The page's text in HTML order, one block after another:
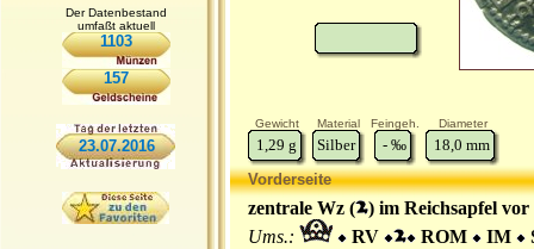
Der Datenbestand
umfaßt aktuell
1103
157
23.07.2016
Gewicht Material Feingeh. Diameter
1,29 g Silber - ‰ 18,0 mm
Vorderseite
zentrale Wz (
) im Reichsapfel
Ums.:
RV ROM IM